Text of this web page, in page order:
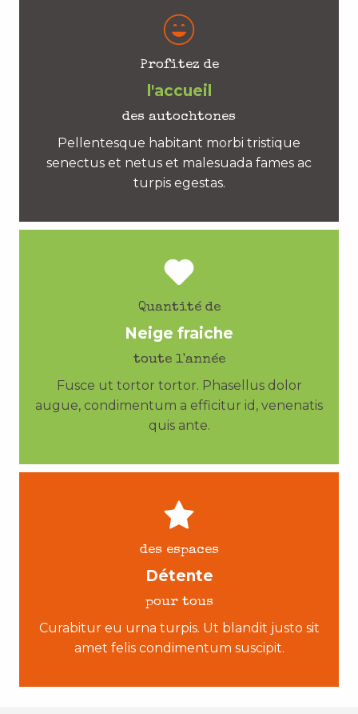
Profitez de
l'accueil
des autochtones
Pellentesque habitant morbi tristique
senectus et netus et malesuada fames ac
turpis egestas.
Quantité de
Neige fraiche
toute l'année
Fusce ut tortor tortor. Phasellus dolor
augue, condimentum a efficitur id, venenatis
quis ante.
des espaces
Détente
pour tous
Curabitur eu urna turpis. Ut blandit justo sit
amet felis condimentum suscipit.